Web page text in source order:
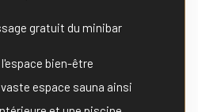
gratuit du minibar
bien-être
espace sauna ainsi